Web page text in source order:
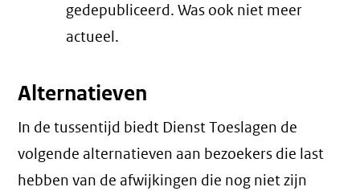
gedepubliceerd. Was ook niet meer
actueel.
Alternatieven
In de tussentijd biedt Dienst Toeslagen de
volgende alternatieven aan bezoekers die last
hebben van de afwijkingen die nog niet zijn